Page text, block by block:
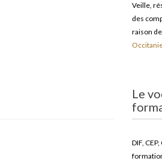
Veille,
des
raison
Le
DIF,